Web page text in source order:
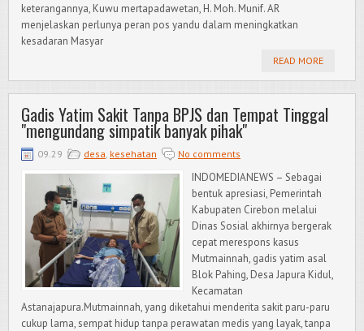
keterangannya, Kuwu mertapadawetan, H. Moh. Munif. AR
menjelaskan perlunya peran pos yandu dalam meningkatkan
kesadaran Masyar
READ MORE
Gadis Yatim Sakit Tanpa BPJS dan Tempat Tinggal
"mengundang simpatik banyak pihak"
09.29 desa kesehatan No comments
INDOMEDIANEWS – Sebagai
bentuk apresiasi, Pemerintah
Kabupaten Cirebon melalui
Dinas Sosial akhirnya bergerak
cepat merespons kasus
Mutmainnah, gadis yatim asal
Blok Pahing, Desa Japura Kidul,
Kecamatan
Astanajapura.Mutmainnah, yang diketahui menderita sakit paru-paru
cukup lama, sempat hidup tanpa perawatan medis yang layak, tanpa